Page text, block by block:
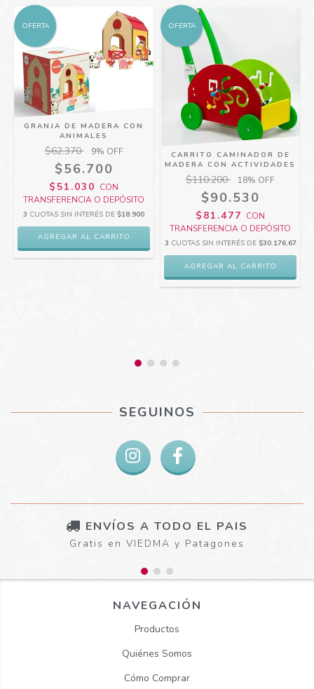
OFERTA
GRANJA DE MADERA CON
ANIMALES
$62.370 9% OFF
$56.700
$51.030 CON
TRANSFERENCIA O DEPÓSITO
3 CUOTAS SIN INTERÉS DE $18.900
OFERTA
CARRITO CAMINADOR DE
MADERA CON ACTIVIDADES
$110.200 18% OFF
$90.530
$81.477 CON
TRANSFERENCIA O DEPÓSITO
3 CUOTAS SIN INTERÉS DE $30.176,67
SEGUINOS
ENVÍOS A TODO EL PAIS
Gratis en VIEDMA y Patagones
NAVEGACIÓN
Productos
Quiénes Somos
Cómo Comprar